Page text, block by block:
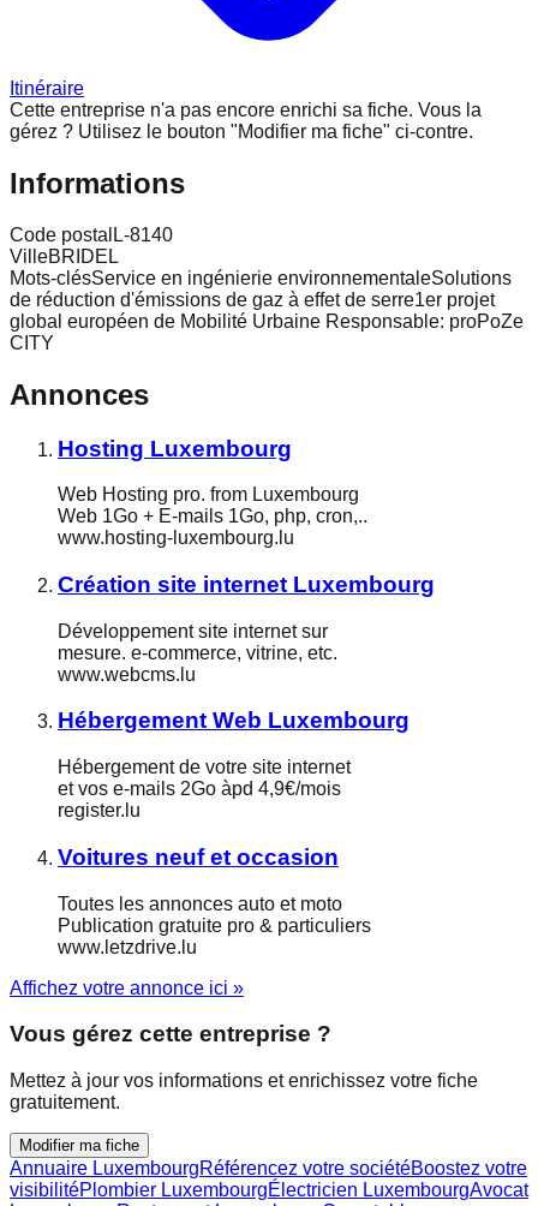
Itinéraire
Cette entreprise n'a pas encore enrichi sa fiche. Vous la
gérez ? Utilisez le bouton "Modifier ma fiche" ci-contre.
Informations
Code postal L-8140
VilleBRIDEL
Mots-clésService en ingénierie environnementaleSolutions
de réduction d'émissions de gaz à effet de serre1er projet
global européen de Mobilité Urbaine Responsable: proPoZe
CITY
Annonces
Hosting Luxembourg
Web Hosting pro. from Luxembourg
Web 1Go + E-mails 1Go, php, cron,..
www.hosting-luxembourg.lu
Création site internet Luxembourg
Développement site internet sur
mesure. e-commerce, vitrine, etc.
www.webcms.lu
Hébergement Web Luxembourg
Hébergement de votre site internet
et vos e-mails 2Go àpd 4,9€/mois
register.lu
Voitures neuf et occasion
Toutes les annonces auto et moto
Publication gratuite pro & particuliers
www.letzdrive.lu
Affichez votre annonce ici »
Vous gérez cette entreprise ?
Mettez à jour vos informations et enrichissez votre fiche
gratuitement.
Modifier ma fiche
Annuaire LuxembourgRéférencez votre sociétéBoostez votre
visibilitéPlombier LuxembourgÉlectricien LuxembourgAvocat